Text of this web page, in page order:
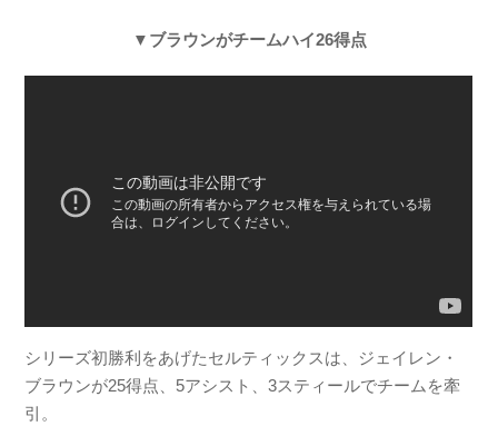
▼ブラウンがチームハイ26得点
シリーズ初勝利をあげたセルティックスは、ジェイレン・
ブラウンが25得点、5アシスト、3スティールでチームを牽
引。